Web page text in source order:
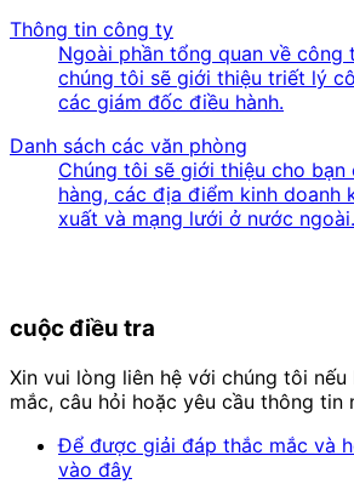
Thông tin công ty
Ngoài phần tổng quan về công
chúng tôi sẽ giới thiệu triết lý
các giám đốc điều hành.
Danh sách các văn phòng
Chúng tôi sẽ giới thiệu cho bạn
hàng, các địa điểm kinh doanh
xuất và mạng lưới ở nước ngoài.
cuộc điều tra
Xin vui lòng liên hệ với chúng tôi
mắc, câu hỏi hoặc yêu cầu thông tin
Để được giải đáp thắc mắc và
vào đây